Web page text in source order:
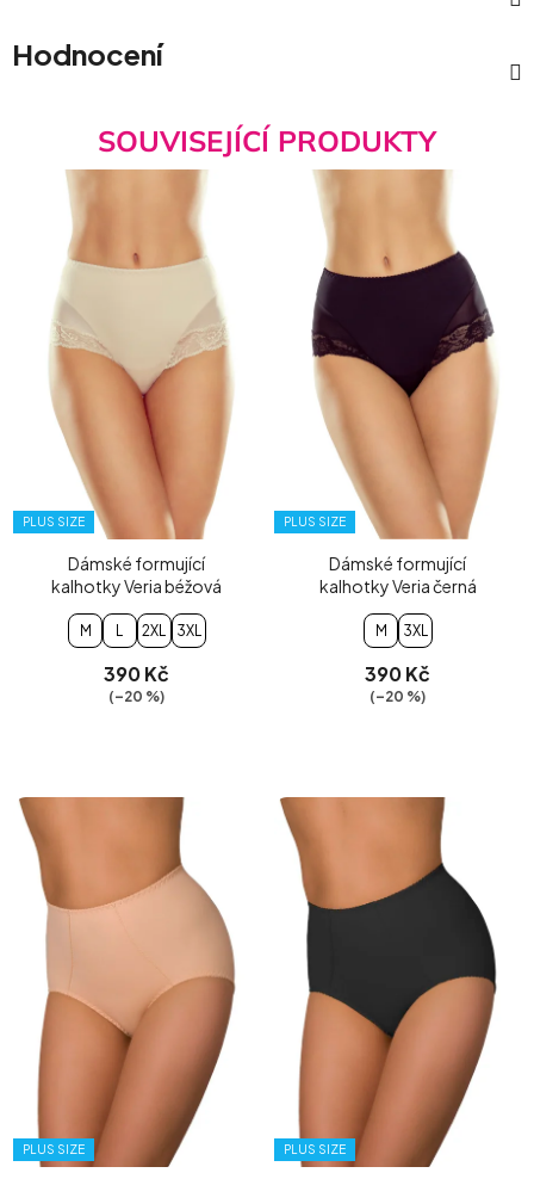
Hodnocení
SOUVISEJÍCÍ PRODUKTY
PLUS SIZE
Dámské formující
kalhotky Veria béžová
M L 2XL 3XL
390 Kč
(–20 %)
PLUS SIZE
Dámské formující
kalhotky Veria černá
M 3XL
390 Kč
(–20 %)
PLUS SIZE PLUS SIZE